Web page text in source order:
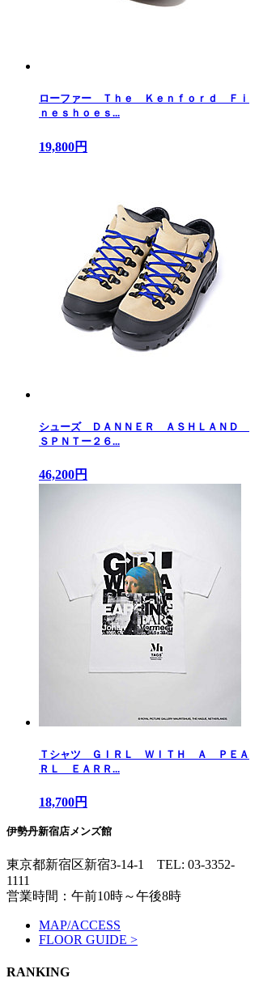
ローファー Ｔｈｅ Ｋｅｎｆｏｒｄ Ｆｉ
ｎｅｓｈｏｅｓ...
19,800円
シューズ ＤＡＮＮＥＲ ＡＳＨＬＡＮＤ
ＳＰＮＴー２６...
46,200円
Ｔシャツ ＧＩＲＬ ＷＩＴＨ Ａ ＰＥＡ
ＲＬ ＥＡＲＲ...
18,700円
伊勢丹新宿店メンズ館
東京都新宿区新宿3-14-1 TEL: 03-3352-
1111
営業時間：午前10時～午後8時
MAP/ACCESS
FLOOR GUIDE >
RANKING